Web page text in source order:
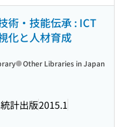
術・技能伝承 : ICT
化と人材育成
計出版2015.1
Other Libraries in Japan